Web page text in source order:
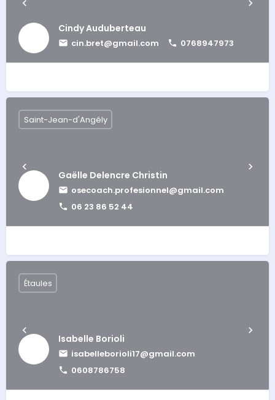
Cindy Auduberteau
cin.bret@gmail.com 0768947973
Gaëlle Delencre Christin
osecoach.profesionnel@gmail.com
06 23 86 52 44
Saint-Jean-d'Angély
Isabelle Borioli
isabelleborioli17@gmail.com
0608786758
Étaules